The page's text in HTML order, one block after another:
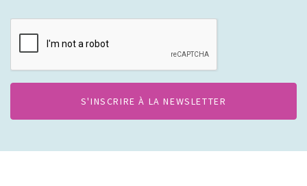
CAPTCHA